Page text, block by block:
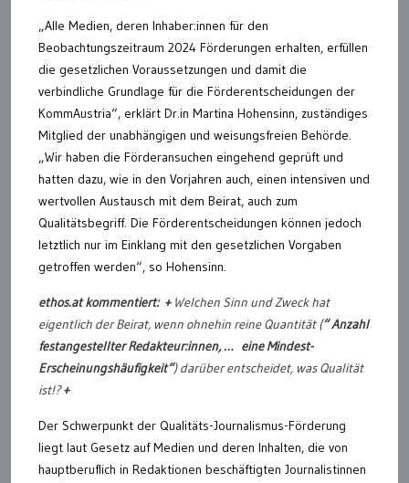
„Alle Medien, deren Inhaber:innen für den
Beobachtungszeitraum 2024 Förderungen erhalten, erfüllen
die gesetzlichen Voraussetzungen und damit die
verbindliche Grundlage für die Förderentscheidungen der
KommAustria“, erklärt Dr.in Martina Hohensinn, zuständiges
Mitglied der unabhängigen und weisungsfreien Behörde.
„Wir haben die Förderansuchen eingehend geprüft und
hatten dazu, wie in den Vorjahren auch, einen intensiven und
wertvollen Austausch mit dem Beirat, auch zum
Qualitätsbegriff. Die Förderentscheidungen können jedoch
letztlich nur im Einklang mit den gesetzlichen Vorgaben
getroffen werden“, so Hohensinn.
ethos.at kommentiert: +Welchen Sinn und Zweck hat
eigentlich der Beirat, wenn ohnehin reine Quantität (“ Anzahl
festangestellter Redakteur:innen, … eine Mindest-
Erscheinungshäufigkeit“) darüber entscheidet, was Qualität
ist!?+
Der Schwerpunkt der Qualitäts-Journalismus-Förderung
liegt laut Gesetz auf Medien und deren Inhalten, die von
hauptberuflich in Redaktionen beschäftigten Journalistinnen